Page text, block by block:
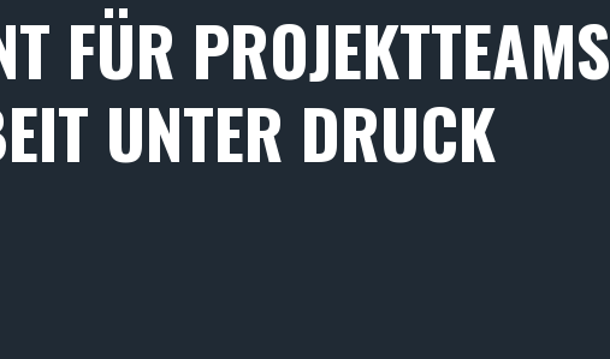
FÜR PROJEKTTEAMS
UNTER DRUCK